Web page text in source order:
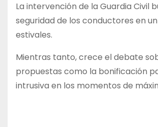
La intervención de la Guardia
seguridad de los conductores en
estivales.
Mientras tanto, crece el debate
propuestas como la bonificación
intrusiva en los momentos de